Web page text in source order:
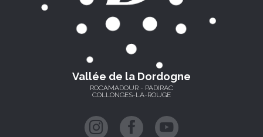
Vallée de la Dordogne
ROCAMADOUR - PADIRAC
COLLONGES-LA-ROUGE